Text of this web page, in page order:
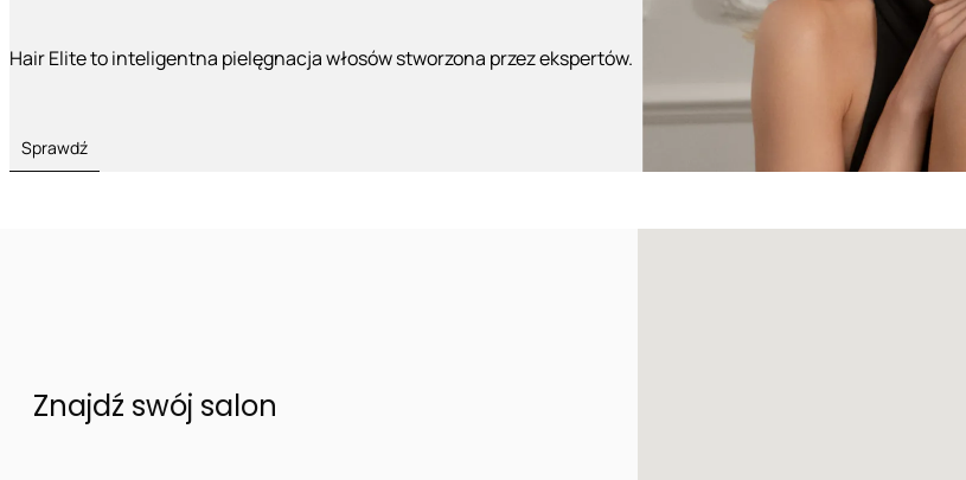
Hair Elite to inteligentna pielęgnacja włosów stworzona przez ekspertów.
Sprawdź
Znajdź swój salon